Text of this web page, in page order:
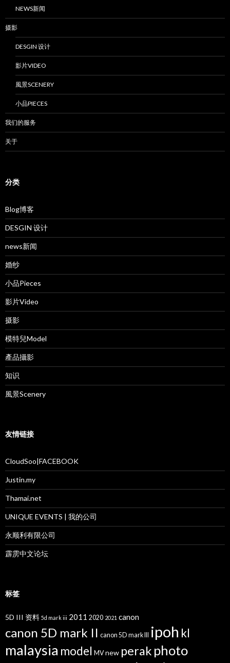
NEWS新闻
摄影
DESGIN 设计
影片VIDEO
風景SCENERY
小品PIECES
我们的服务
关于
分类
Blog博客
DESGIN 设计
news新闻
婚纱
小品Pieces
影片Video
摄影
模特兒Model
產品攝影
知识
風景Scenery
友情链接
CloudSoo|FACEBOOK
Justin.my
Thamai.net
UNIQUE EVENTS | 我的公司
永顺利有限公司
霹雳中文论坛
标签
5D III 资料 5d mark iii 2011 2020 2021 canon
canon 5D mark II canon 5D mark III ipoh kl
malaysia model MV new perak photo